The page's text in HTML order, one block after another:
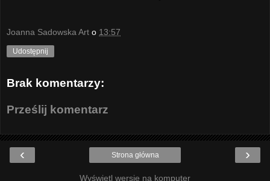
Joanna Sadowska Art o 13:57
Udostępnij
Brak komentarzy:
Prześlij komentarz
‹ ›
Strona główna
Wyświetl wersję na komputer